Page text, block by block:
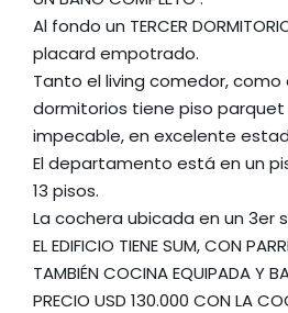
Al fondo un TERCER
placard empotrado.
Tanto el living comedor, como
dormitorios tiene piso
impecable, en excelente
El departamento está en un
13 pisos.
La cochera ubicada en un 3er
EL EDIFICIO TIENE SUM, CON
TAMBIÉN COCINA EQUIPADA Y
PRECIO USD 130.000 CON LA